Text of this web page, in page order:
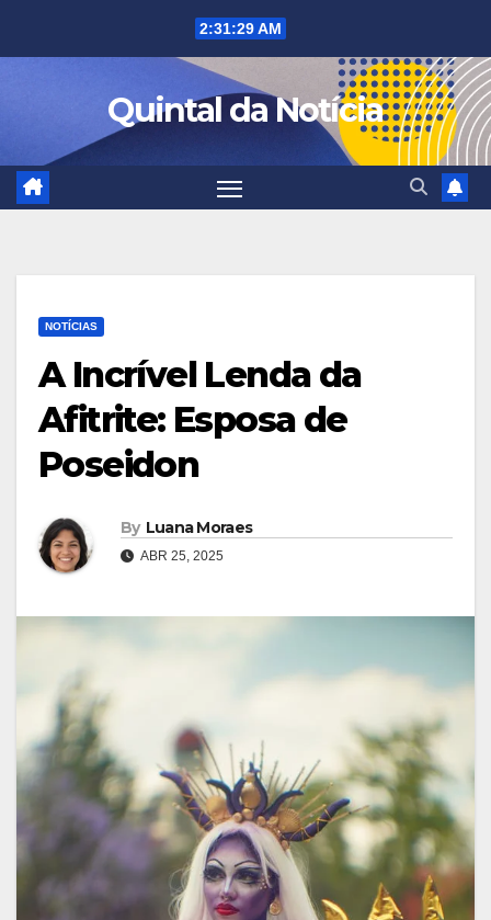
2:31:30 AM
Quintal da Notícia
NOTÍCIAS
A Incrível Lenda da
Afitrite: Esposa de
Poseidon
By Luana Moraes
ABR 25, 2025